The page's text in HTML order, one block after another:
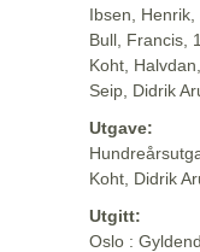
Ibsen,
Bull, Francis,
Koht,
Seip, Didrik
Utgave:
Koht, Didrik
Utgitt:
Oslo :